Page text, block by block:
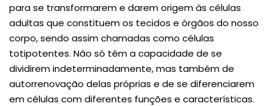
para se transformarem e darem origem às células
adultas que constituem os tecidos e órgãos do nosso
corpo, sendo assim chamadas como células
totipotentes. Não só têm a capacidade de se
dividirem indeterminadamente, mas também de
autorrenovação delas próprias e de se diferenciarem
em células com diferentes funções e características.